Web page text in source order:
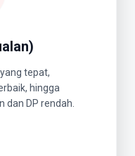
tepat,
hingga
dan DP rendah.